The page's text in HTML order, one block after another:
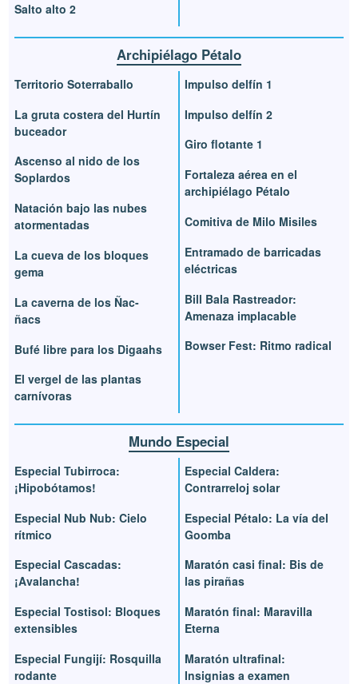
Salto alto 2
Archipiélago Pétalo
Territorio Soterraballo
La gruta costera del Hurtín
buceador
Ascenso al nido de los
Soplardos
Natación bajo las nubes
atormentadas
La cueva de los bloques
gema
La caverna de los Ñac-
ñacs
Bufé libre para los Digaahs
El vergel de las plantas
carnívoras
Impulso delfín 1
Impulso delfín 2
Giro flotante 1
Fortaleza aérea en el
archipiélago Pétalo
Comitiva de Milo Misiles
Entramado de barricadas
eléctricas
Bill Bala Rastreador:
Amenaza implacable
Bowser Fest: Ritmo radical
Mundo Especial
Especial Tubirroca:
¡Hipobótamos!
Especial Nub Nub: Cielo
rítmico
Especial Cascadas:
¡Avalancha!
Especial Tostisol: Bloques
extensibles
Especial Fungijí: Rosquilla
rodante
Especial Caldera:
Contrarreloj solar
Especial Pétalo: La vía del
Goomba
Maratón casi final: Bis de
las pirañas
Maratón final: Maravilla
Eterna
Maratón ultrafinal:
Insignias a examen